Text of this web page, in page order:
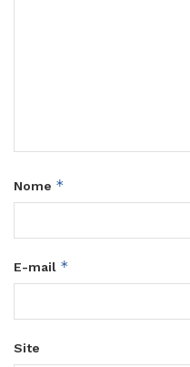
Nome *
E-mail *
Site